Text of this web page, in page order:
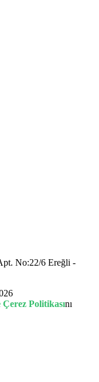
No:22/6 Ereğli -
Politikasını